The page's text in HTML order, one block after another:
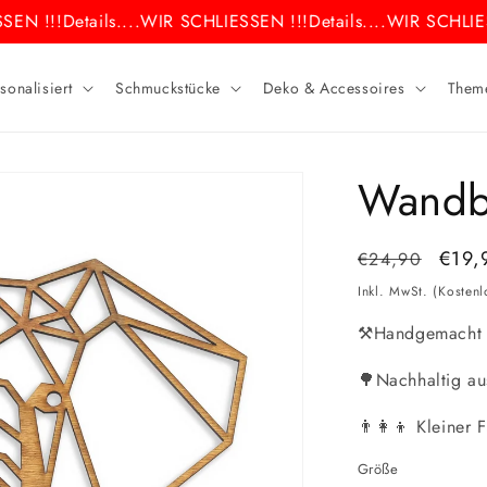
!!!Details....WIR SCHLIESSEN !!!Details....WIR
Schmuckstücke Deko & Accessoires
Normaler
Preis
€24,90
Inkl. MwSt.
🌳Nachhaltig
👨‍👩‍👦 Kleiner
Größe